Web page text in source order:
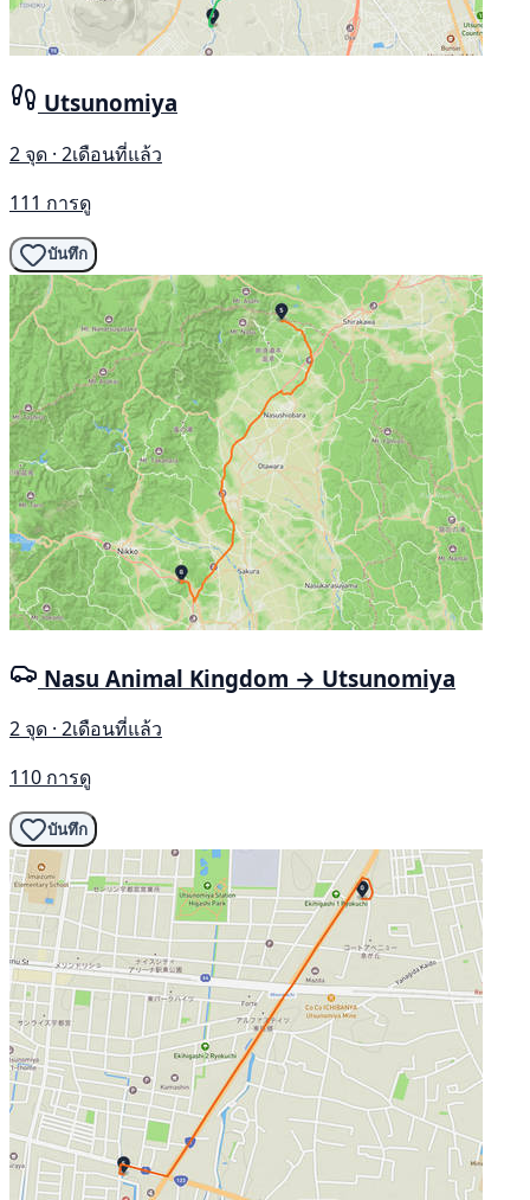
Utsunomiya
2 จุด · 2เดือนที่แล้ว
111 การดู
บันทึก
Nasu Animal Kingdom → Utsunomiya
2 จุด · 2เดือนที่แล้ว
110 การดู
บันทึก